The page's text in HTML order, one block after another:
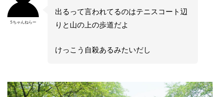
5ちゃんねらー
出るって言われてるのはテニスコート辺
りと山の上の歩道だよ
けっこう自殺あるみたいだし